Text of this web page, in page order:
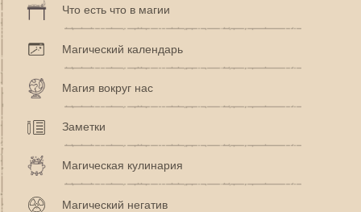
Что есть что в магии
Магический календарь
Магия вокруг нас
Заметки
Магическая кулинария
Магический негатив